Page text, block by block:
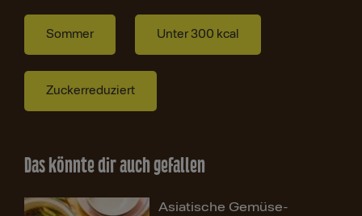
Sommer Unter 300 kcal
Zuckerreduziert
Das könnte dir auch gefallen
Asiatische Gemüse-